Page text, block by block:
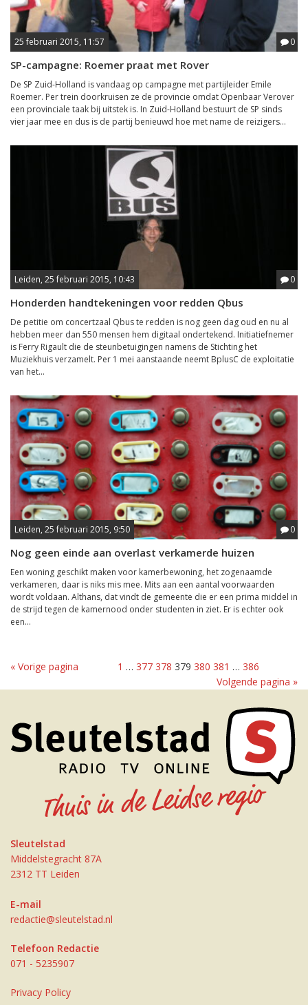
25 februari 2015, 11:57 0
SP-campagne: Roemer praat met Rover
De SP Zuid-Holland is vandaag op campagne met partijleider Emile
Roemer. Per trein doorkruisen ze de provincie omdat Openbaar Verover
een provinciale taak bij uitstek is. In Zuid-Holland bestuurt de SP sinds
vier jaar mee en dus is de partij benieuwd hoe met name de reizigers...
Leiden, 25 februari 2015, 10:43 0
Honderden handtekeningen voor redden Qbus
De petitie om concertzaal Qbus te redden is nog geen dag oud en nu al
hebben meer dan 550 mensen hem digitaal ondertekend. Initiatiefnemer
is Ferry Rigault die de steunbetuigingen namens de Stichting het
Muziekhuis verzamelt. Per 1 mei aanstaande neemt BplusC de exploitatie
van het...
Leiden, 25 februari 2015, 9:50 0
Nog geen einde aan overlast verkamerde huizen
Een woning geschikt maken voor kamerbewoning, het zogenaamde
verkameren, daar is niks mis mee. Mits aan een aantal voorwaarden
wordt voldaan. Althans, dat vindt de gemeente die er een prima middel in
de strijd tegen de kamernood onder studenten in ziet. Er is echter ook
een...
« Vorige pagina 1 … 377 378 379 380 381 … 386
Volgende pagina »
Sleutelstad
Middelstegracht 87A
2312 TT Leiden
E-mail
redactie@sleutelstad.nl
Telefoon Redactie
071 - 5235907
Privacy Policy